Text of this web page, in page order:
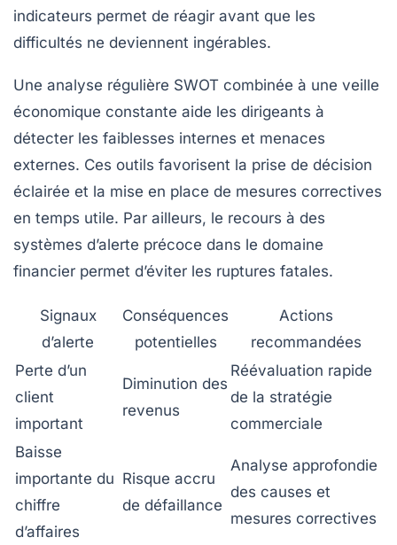
indicateurs permet de réagir avant que les
difficultés ne deviennent ingérables.
Une analyse régulière SWOT combinée à une veille
économique constante aide les dirigeants à
détecter les faiblesses internes et menaces
externes. Ces outils favorisent la prise de décision
éclairée et la mise en place de mesures correctives
en temps utile. Par ailleurs, le recours à des
systèmes d’alerte précoce dans le domaine
financier permet d’éviter les ruptures fatales.
Signaux
d’alerte
Conséquences
potentielles
Actions
recommandées
Perte d’un
client
important
Diminution des
revenus
Réévaluation rapide
de la stratégie
commerciale
Baisse
importante du
chiffre
d’affaires
Risque accru
de défaillance
Analyse approfondie
des causes et
mesures correctives